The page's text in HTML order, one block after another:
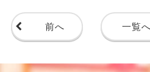
前へ 一覧へ